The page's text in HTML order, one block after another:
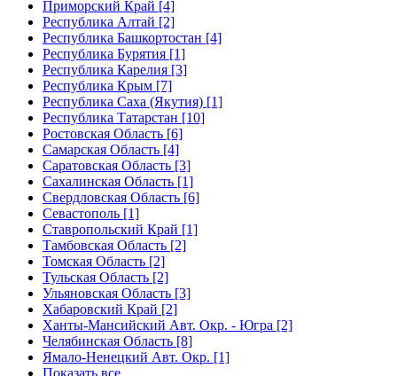
Приморский Край [4]
Республика Алтай [2]
Республика Башкортостан [4]
Республика Бурятия [1]
Республика Карелия [3]
Республика Крым [7]
Республика Саха (Якутия) [1]
Республика Татарстан [10]
Ростовская Область [6]
Самарская Область [4]
Саратовская Область [3]
Сахалинская Область [1]
Свердловская Область [6]
Севастополь [1]
Ставропольский Край [1]
Тамбовская Область [2]
Томская Область [2]
Тульская Область [2]
Ульяновская Область [3]
Хабаровский Край [2]
Ханты-Мансийский Авт. Окр. - Югра [2]
Челябинская Область [8]
Ямало-Ненецкий Авт. Окр. [1]
Показать все